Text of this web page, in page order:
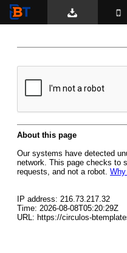
BTemplates